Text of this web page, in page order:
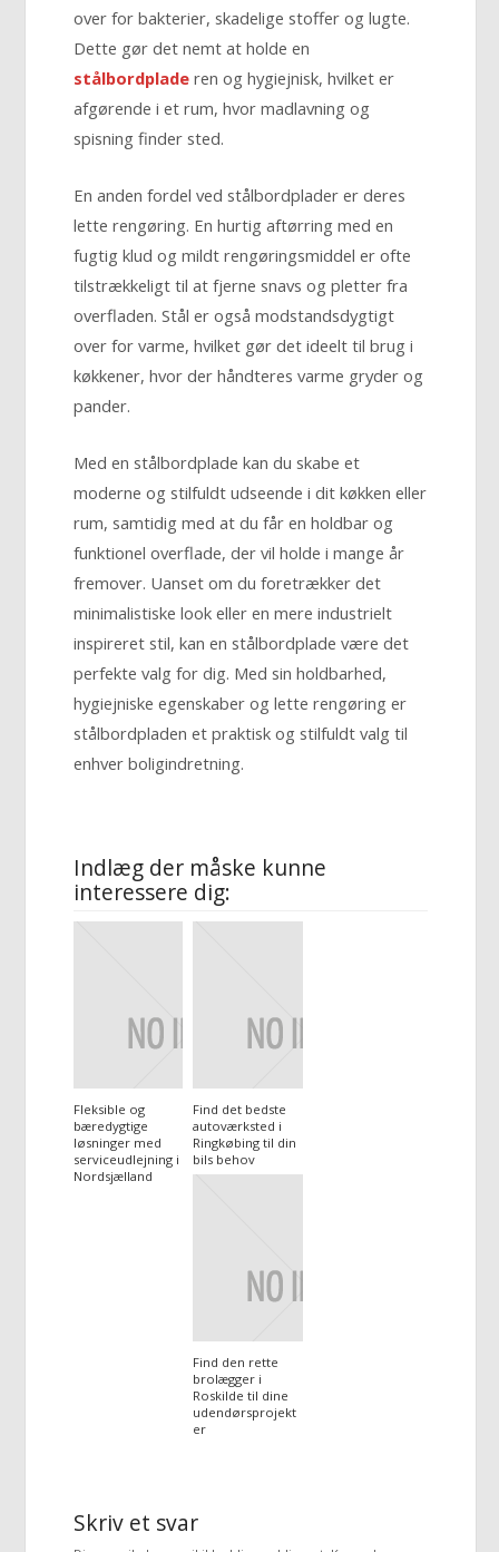
over for bakterier, skadelige stoffer og lugte.
Dette gør det nemt at holde en
stålbordpladeren og hygiejnisk, hvilket er
afgørende i et rum, hvor madlavning og
spisning finder sted.
En anden fordel ved stålbordplader er deres
lette rengøring. En hurtig aftørring med en
fugtig klud og mildt rengøringsmiddel er ofte
tilstrækkeligt til at fjerne snavs og pletter fra
overfladen. Stål er også modstandsdygtigt
over for varme, hvilket gør det ideelt til brug i
køkkener, hvor der håndteres varme gryder og
pander.
Med en stålbordplade kan du skabe et
moderne og stilfuldt udseende i dit køkken eller
rum, samtidig med at du får en holdbar og
funktionel overflade, der vil holde i mange år
fremover. Uanset om du foretrækker det
minimalistiske look eller en mere industrielt
inspireret stil, kan en stålbordplade være det
perfekte valg for dig. Med sin holdbarhed,
hygiejniske egenskaber og lette rengøring er
stålbordpladen et praktisk og stilfuldt valg til
enhver boligindretning.
Indlæg der måske kunne
interessere dig:
Fleksible og
bæredygtige
løsninger med
serviceudlejning i
Nordsjælland
Find det bedste
autoværksted i
Ringkøbing til din
bils behov
Find den rette
brolægger i
Roskilde til dine
udendørsprojekt
er
Skriv et svar